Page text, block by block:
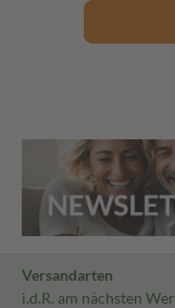
Versandarten
i.d.R. am nächsten